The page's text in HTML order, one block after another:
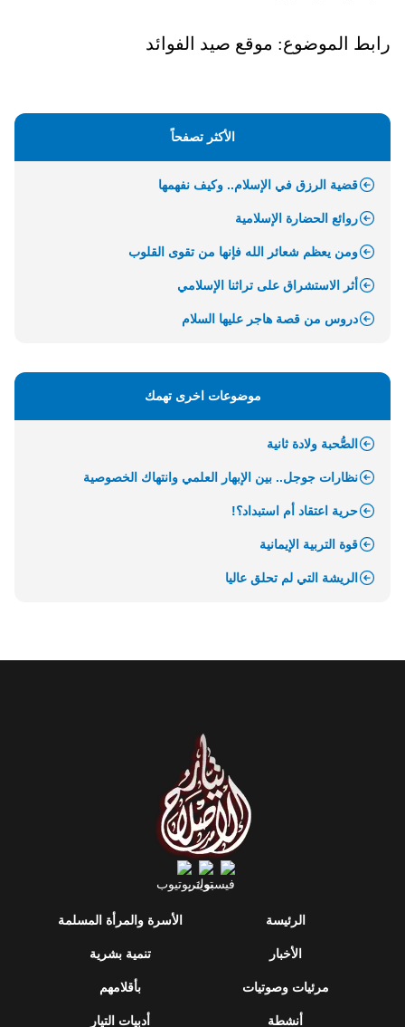
رابط الموضوع: موقع صيد الفوائد
الأكثر تصفحاً
قضية الرزق في الإسلام.. وكيف نفهمها
روائع الحضارة الإسلامية
ومن يعظم شعائر الله فإنها من تقوى القلوب
أثر الاستشراق على تراثنا الإسلامي
دروس من قصة هاجر عليها السلام
موضوعات اخرى تهمك
الصُّحبة ولادة ثانية
نظارات جوجل.. بين الإبهار العلمي وانتهاك الخصوصية
حرية اعتقاد أم استبداد؟!
قوة التربية الإيمانية
الريشة التي لم تحلق عاليا
الرئيسة
الأخبار
مرئيات وصوتيات
أنشطة
الأسرة والمرأة المسلمة
تنمية بشرية
بأقلامهم
أدبيات التيار